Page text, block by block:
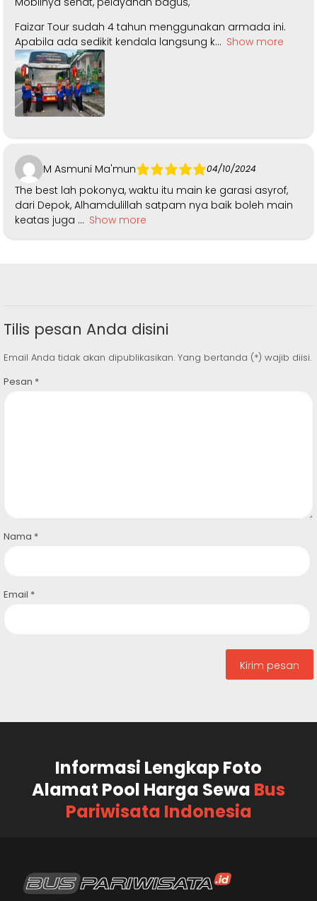
Faizar Tour sudah 4 tahun menggunakan armada ini.
Apabila ada sedikit kendala langsung k
Show more
M Asmuni Ma'mun 04/10/2024
The best lah pokonya, waktu itu main ke garasi asyrof,
dari Depok, Alhamdulillah satpam nya baik boleh main
keatas juga
Show more
Tilis pesan Anda disini
Email Anda tidak akan dipublikasikan. Yang bertanda (*) wajib diisi.
Pesan *
Nama *
Email *
Informasi Lengkap Foto
Alamat Pool Harga Sewa Bus
Pariwisata Indonesia